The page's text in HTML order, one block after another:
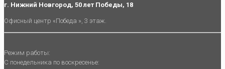
г. Нижний Новгород, 50 лет Победы, 18
Офисный центр «Победа », 3 этаж.
Режим работы:
С понедельника по воскресенье: